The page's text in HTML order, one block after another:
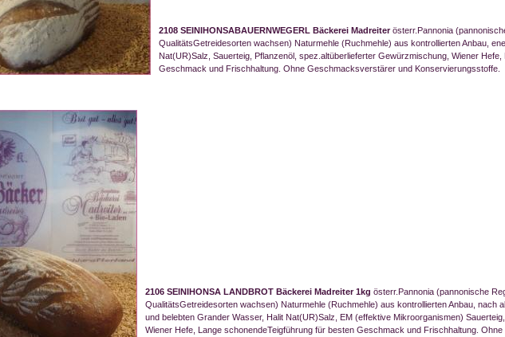
2108 SEINIHONSABAUERNWEGERL Bäckerei Madreiterösterr.Pannonia
QualitätsGetreidesorten wachsen) Naturmehle (Ruchmehle) aus kontrollierten Anbau,
Nat(UR)Salz, Sauerteig, Pflanzenöl, spez.altüberlieferter Gewürzmischung, Wiener
Geschmack und Frischhaltung. Ohne Geschmacksverstärer und Konservierungsstoffe.
2106 SEINIHONSA LANDBROT Bäckerei Madreiter 1kg österr.Pannonia (pannonische
QualitätsGetreidesorten wachsen) Naturmehle (Ruchmehle) aus kontrollierten Anbau, nach
und belebten Grander Wasser, Halit Nat(UR)Salz, EM (effektive Mikroorganismen)
Wiener Hefe, Lange schonendeTeigführung für besten Geschmack und Frischhaltung.